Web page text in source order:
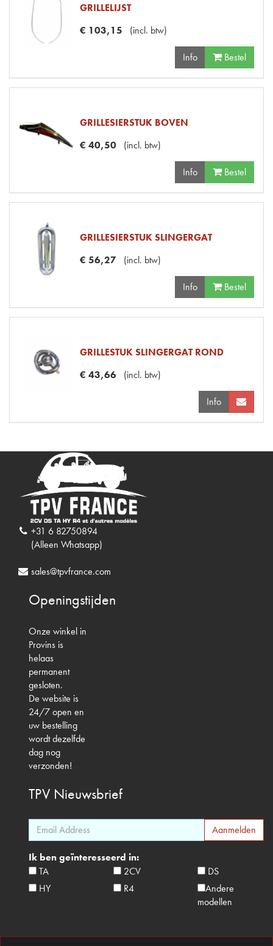
GRILLELIJST
€ 103,15 (incl. btw)
Info Bestel
GRILLESIERSTUK BOVEN
€ 40,50 (incl. btw)
Info Bestel
GRILLESIERSTUK SLINGERGAT
€ 56,27 (incl. btw)
Info Bestel
GRILLESTUK SLINGERGAT ROND
€ 43,66 (incl. btw)
Info
+31 6 82750894
(Alleen Whatsapp)
sales@tpvfrance.com
Openingstijden
Onze winkel in
Provins is
helaas
permanent
gesloten.
De website is
24/7 open en
uw bestelling
wordt dezelfde
dag nog
verzonden!
TPV Nieuwsbrief
Ik ben geïnteresseerd in:
TA
2CV
DS
HY
R4
Andere
modellen